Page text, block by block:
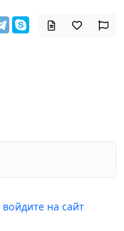
войдите на сайт